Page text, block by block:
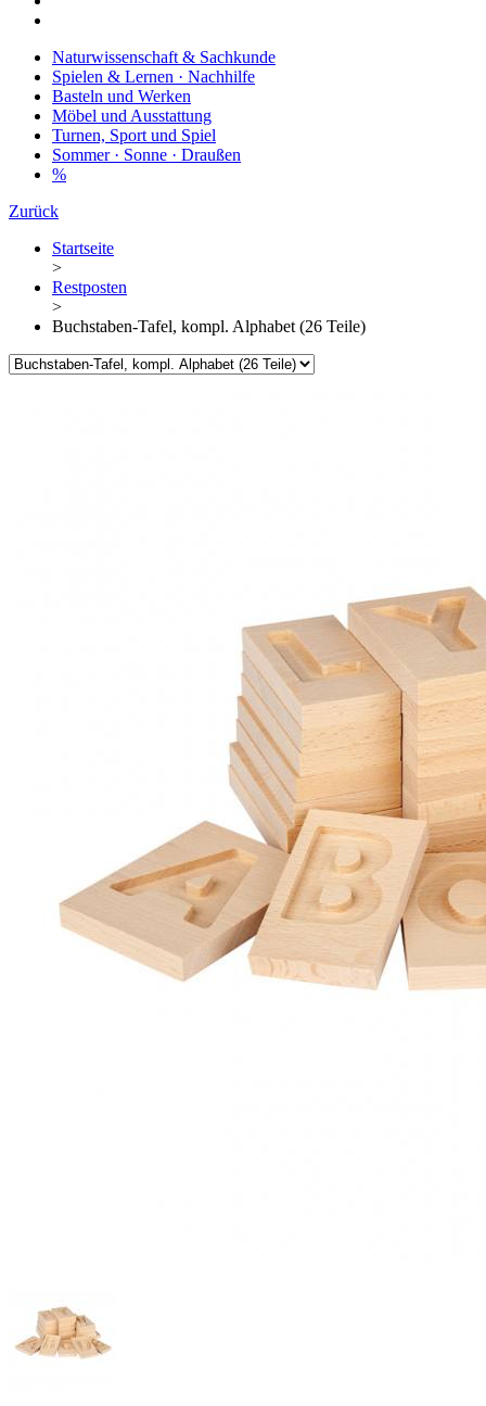
Naturwissenschaft & Sachkunde
Spielen & Lernen · Nachhilfe
Basteln und Werken
Möbel und Ausstattung
Turnen, Sport und Spiel
Sommer · Sonne · Draußen
%
Zurück
Startseite
>
Restposten
>
Buchstaben-Tafel, kompl. Alphabet (26 Teile)